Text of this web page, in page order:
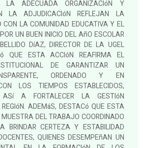
LA ADECUADA ORGANIZACIóN Y
LA ADJUDICACIóN REFLEJAN LA
CON LA COMUNIDAD EDUCATIVA Y EL
UN BUEN INICIO DEL AñO ESCOLAR
DíAZ, DIRECTOR DE LA UGEL
QUE ESTA ACCIóN REAFIRMA EL
DE GARANTIZAR UN
ORDENADO Y EN
LOS TIEMPOS ESTABLECIDOS,
ASí A FORTALECER LA GESTIóN
ADEMáS, DESTACó QUE ESTA
DEL TRABAJO COORDINADO
BRINDAR CERTEZA Y ESTABILIDAD
QUIENES DESEMPEñAN UN